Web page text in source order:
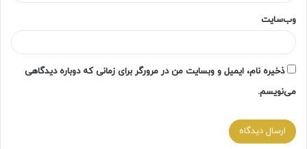
وب‌سایت
ذخیره نام، ایمیل و وبسایت من در مرورگر برای زمانی که دوباره دیدگاهی
می‌نویسم.